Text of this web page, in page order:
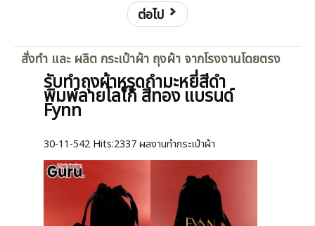
ต่อไป
สั่งทำ และ ผลิต กระเป๋าผ้า ถุงผ้า จากโรงงานโดยตรง
รับทำถุงผ้าหูรูดกำมะหยี่สีดำ
พิมพ์ลายโลโก้ สีทอง แบรนด์
Fynn
30-11-542 Hits:2337 ผลงานทำกระเป๋าผ้า